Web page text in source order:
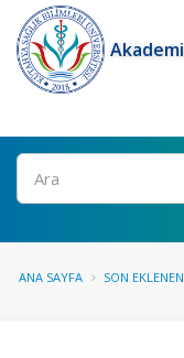
Ara
ANA SAYFA SON